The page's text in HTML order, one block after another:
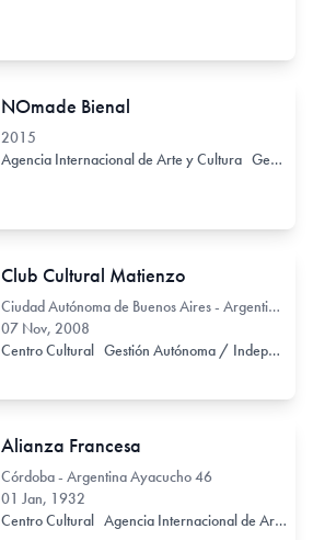
NOmade Bienal
2015
Agencia Internacional de Arte y Cultura Gestión Autónoma / Independiente
Club Cultural Matienzo
Ciudad Autónoma de Buenos Aires - Argentina Pringles 1249
07 Nov, 2008
Centro Cultural Gestión Autónoma / Independiente
Alianza Francesa
Córdoba - Argentina Ayacucho 46
01 Jan, 1932
Centro Cultural Agencia Internacional de Arte y Cultura